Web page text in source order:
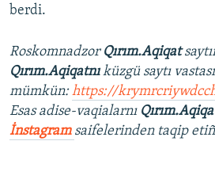
berdi.
Roskomnadzor Qırım.Aqiqat
Qırım.Aqiqatnıküzgü saytı
mümkün:https://
Esas adise-vaqialarnı
İnstagram saifelerinden taqip